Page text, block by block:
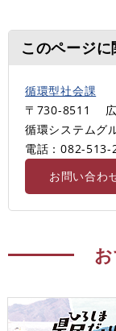
このページ
循環型社会課
〒730-8511
循環システムグ
電話：082-513-
お問い合わ